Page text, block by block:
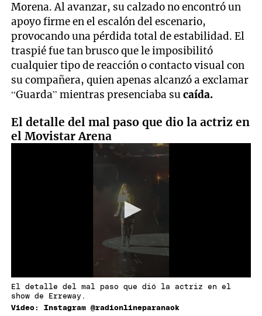
Morena. Al avanzar, su calzado no encontró un
apoyo firme en el escalón del escenario,
provocando una pérdida total de estabilidad. El
traspié fue tan brusco que le imposibilitó
cualquier tipo de reacción o contacto visual con
su compañera, quien apenas alcanzó a exclamar
“Guarda” mientras presenciaba sucaída.
El detalle del mal paso que dio la actriz en
el Movistar Arena
El detalle del mal paso que dió la actriz en el
show de Erreway.
Video: Instagram @radionlineparanaok